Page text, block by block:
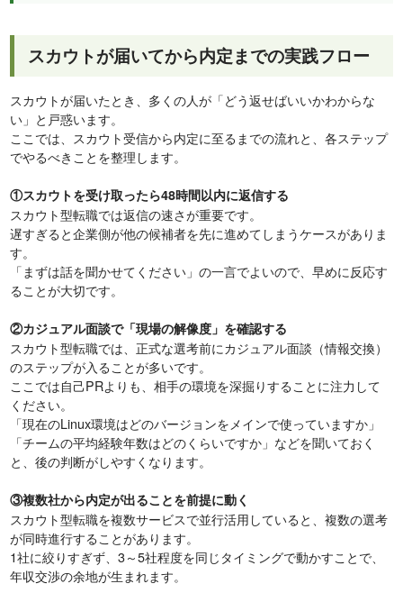
スカウトが届いてから内定までの実践フロー
スカウトが届いたとき、多くの人が「どう返せばいいかわからな
い」と戸惑います。
ここでは、スカウト受信から内定に至るまでの流れと、各ステップ
でやるべきことを整理します。
①スカウトを受け取ったら48時間以内に返信する
スカウト型転職では返信の速さが重要です。
遅すぎると企業側が他の候補者を先に進めてしまうケースがありま
す。
「まずは話を聞かせてください」の一言でよいので、早めに反応す
ることが大切です。
②カジュアル面談で「現場の解像度」を確認する
スカウト型転職では、正式な選考前にカジュアル面談（情報交換）
のステップが入ることが多いです。
ここでは自己PRよりも、相手の環境を深掘りすることに注力して
ください。
「現在のLinux環境はどのバージョンをメインで使っていますか」
「チームの平均経験年数はどのくらいですか」などを聞いておく
と、後の判断がしやすくなります。
③複数社から内定が出ることを前提に動く
スカウト型転職を複数サービスで並行活用していると、複数の選考
が同時進行することがあります。
1社に絞りすぎず、3～5社程度を同じタイミングで動かすことで、
年収交渉の余地が生まれます。